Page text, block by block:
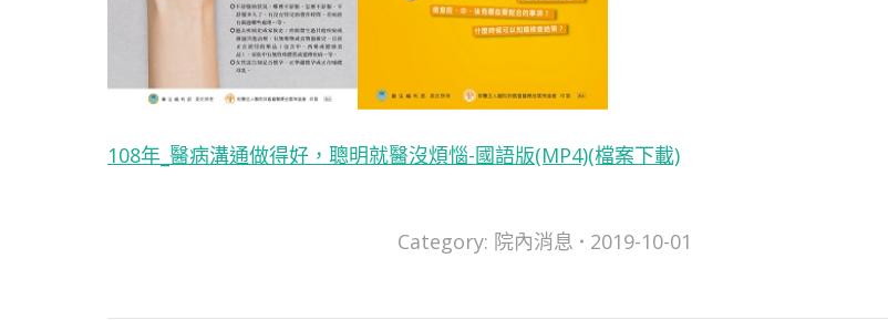
108年_醫病溝通做得好，聰明就醫沒煩惱-國語版(MP4)(檔案下載)
Category: 院內消息 2019-10-01